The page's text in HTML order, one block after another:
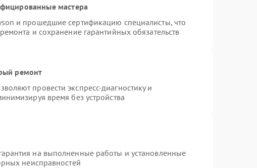
мастера
и прошедшие сертификацию специалисты, что
и сохранение гарантийных обязательств
ремонт
провести экспресс-диагностику и
время без устройства
на выполненные работы и установленные
неисправностей